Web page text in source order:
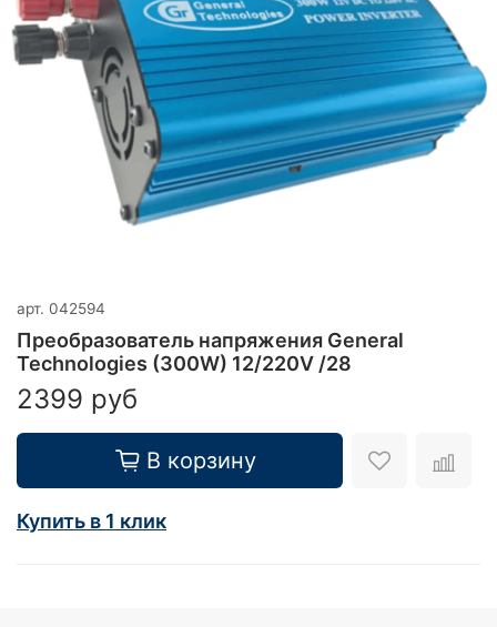
арт. 042594
Преобразователь напряжения General
Technologies (300W) 12/220V /28
2399 руб
В корзину
Купить в 1 клик